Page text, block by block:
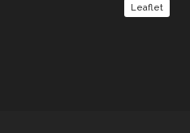
Leaflet